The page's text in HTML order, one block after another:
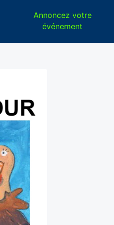
Annoncez votre
événement